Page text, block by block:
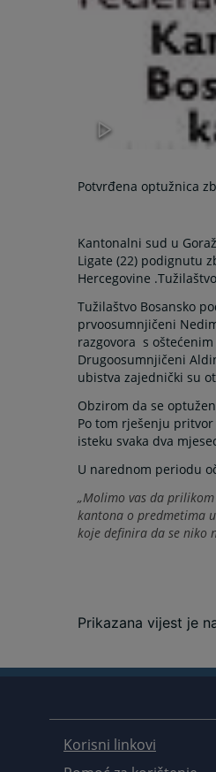
Potvrđena optužnica
Kantonalni sud u
Ligate (22) podignutu
Hercegovine
Tužilaštvo Bosansko
prvoosumnjičeni
razgovora s
Drugoosumnjičeni
ubistva zajednički su
Obzirom da se
Po tom rješenju
isteku svaka dva
U narednom periodu
„Molimo vas da
kantona o predmetima
koje definira da se niko
Prikazana vijest je
Korisni linkovi